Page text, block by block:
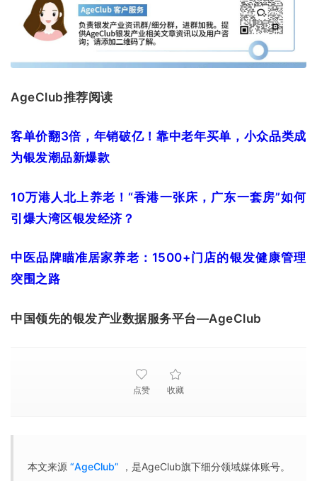
AgeClub推荐阅读
客单价翻3倍，年销破亿！靠中老年买单，小众品类成
为银发潮品新爆款
10万港人北上养老！“香港一张床，广东一套房”如何
引爆大湾区银发经济？
中医品牌瞄准居家养老：1500+门店的银发健康管理
突围之路
中国领先的银发产业数据服务平台—AgeClub
点赞 收藏
本文来源 “AgeClub” ，是AgeClub旗下细分领域媒体账号。